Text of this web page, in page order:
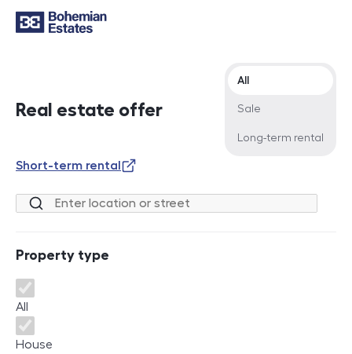
Real estate offer
Offer type
All
Sale
Long-term rental
Short-term rental
Location or street
Property type
Property type
All
House